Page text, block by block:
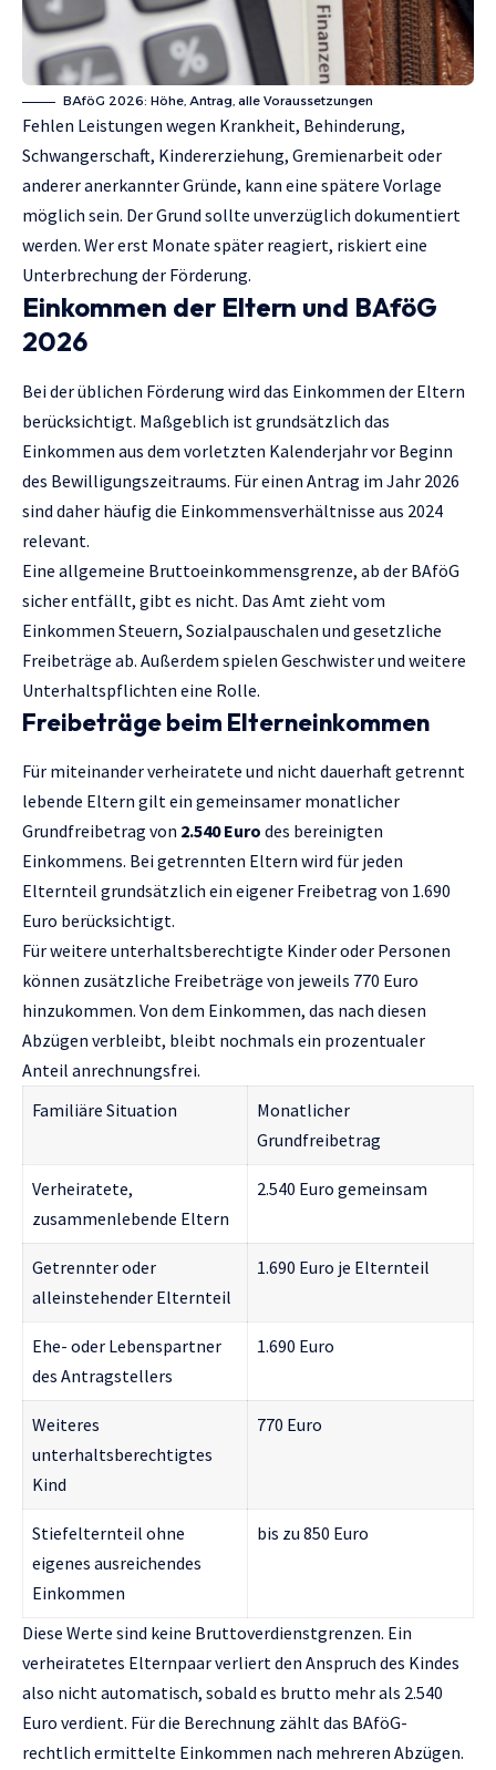
BAföG 2026: Höhe, Antrag, alle Voraussetzungen
Fehlen Leistungen wegen Krankheit, Behinderung,
Schwangerschaft, Kindererziehung, Gremienarbeit oder
anderer anerkannter Gründe, kann eine spätere Vorlage
möglich sein. Der Grund sollte unverzüglich dokumentiert
werden. Wer erst Monate später reagiert, riskiert eine
Unterbrechung der Förderung.
Einkommen der Eltern und BAföG
2026
Bei der üblichen Förderung wird das Einkommen der Eltern
berücksichtigt. Maßgeblich ist grundsätzlich das
Einkommen aus dem vorletzten Kalenderjahr vor Beginn
des Bewilligungszeitraums. Für einen Antrag im Jahr 2026
sind daher häufig die Einkommensverhältnisse aus 2024
relevant.
Eine allgemeine Bruttoeinkommensgrenze, ab der BAföG
sicher entfällt, gibt es nicht. Das Amt zieht vom
Einkommen Steuern, Sozialpauschalen und gesetzliche
Freibeträge ab. Außerdem spielen Geschwister und weitere
Unterhaltspflichten eine Rolle.
Freibeträge beim Elterneinkommen
Für miteinander verheiratete und nicht dauerhaft getrennt
lebende Eltern gilt ein gemeinsamer monatlicher
Grundfreibetrag von 2.540 Euro des bereinigten
Einkommens. Bei getrennten Eltern wird für jeden
Elternteil grundsätzlich ein eigener Freibetrag von 1.690
Euro berücksichtigt.
Für weitere unterhaltsberechtigte Kinder oder Personen
können zusätzliche Freibeträge von jeweils 770 Euro
hinzukommen. Von dem Einkommen, das nach diesen
Abzügen verbleibt, bleibt nochmals ein prozentualer
Anteil anrechnungsfrei.
Familiäre Situation
Monatlicher
Grundfreibetrag
Verheiratete,
zusammenlebende Eltern
2.540 Euro gemeinsam
Getrennter oder
alleinstehender Elternteil
1.690 Euro je Elternteil
Ehe- oder Lebenspartner
des Antragstellers
1.690 Euro
Weiteres
unterhaltsberechtigtes
Kind
770 Euro
Stiefelternteil ohne
eigenes ausreichendes
Einkommen
bis zu 850 Euro
Diese Werte sind keine Bruttoverdienstgrenzen. Ein
verheiratetes Elternpaar verliert den Anspruch des Kindes
also nicht automatisch, sobald es brutto mehr als 2.540
Euro verdient. Für die Berechnung zählt das BAföG-
rechtlich ermittelte Einkommen nach mehreren Abzügen.